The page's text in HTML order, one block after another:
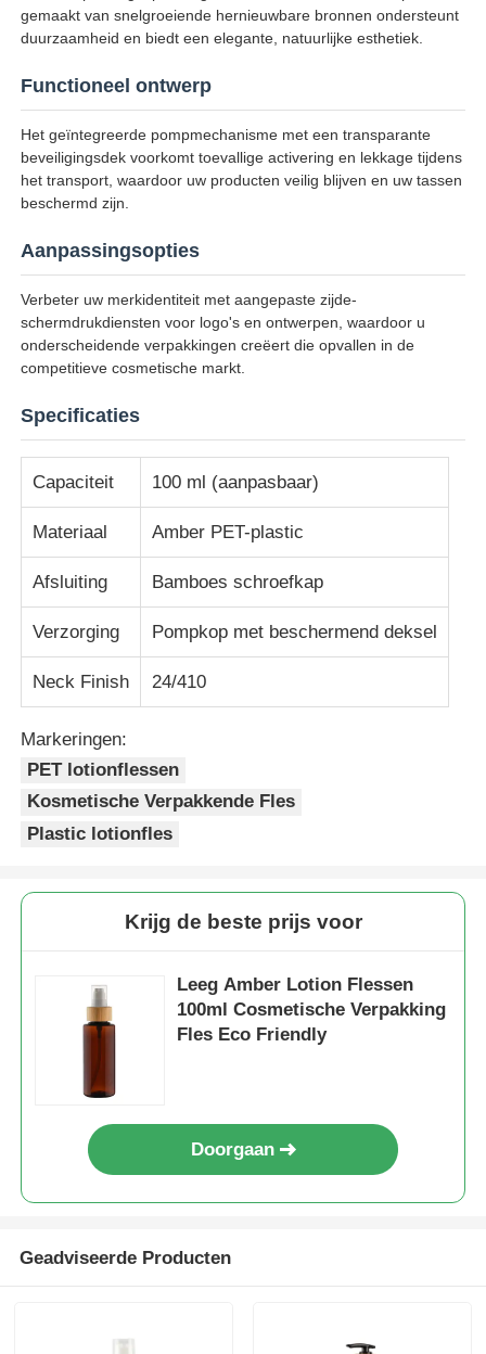
Kwaliteitscontrole
Contacteer ons
Cosmetische sprayfles
cosmetische lotionfles
Cosmetische dropperfles
Kosmetische Rolfles
Cosmetische crèmepot
plastic dop
Cosmetische drupper
De Pomp van de schroeflotion
Links-rechts vergrendelingspomp
De Pomp van de stroopautomaat
Fijne Mistspuitbus
neusspuitbus
gemaakt van snelgroeiende hernieuwbare bronnen ondersteunt
duurzaamheid en biedt een elegante, natuurlijke esthetiek.
Functioneel ontwerp
Het geïntegreerde pompmechanisme met een transparante
beveiligingsdek voorkomt toevallige activering en lekkage tijdens
het transport, waardoor uw producten veilig blijven en uw tassen
beschermd zijn.
Aanpassingsopties
Verbeter uw merkidentiteit met aangepaste zijde-
schermdrukdiensten voor logo's en ontwerpen, waardoor u
onderscheidende verpakkingen creëert die opvallen in de
competitieve cosmetische markt.
Specificaties
Capaciteit 100 ml (aanpasbaar)
Materiaal Amber PET-plastic
Afsluiting Bamboes schroefkap
Verzorging Pompkop met beschermend deksel
Neck Finish 24/410
Markeringen:
PET lotionflessen
Kosmetische Verpakkende Fles
Plastic lotionfles
Krijg de beste prijs voor
Leeg Amber Lotion Flessen
100ml Cosmetische Verpakking
Fles Eco Friendly
Doorgaan
Geadviseerde Producten